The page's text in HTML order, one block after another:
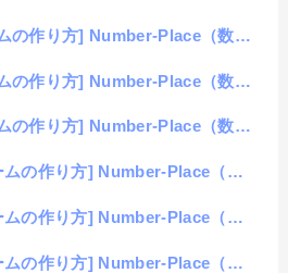
] Number-Place（数独）#6「正誤判定処理」
方] Number-Place（数独）#5「データ保存」
方] Number-Place（数独）#4「問題表示」
方] Number-Place（数独）#3「数値入力」
] Number-Place（数独）#2「Javascriptと構造化」
方] Number-Place（数独）#1「基本Table」